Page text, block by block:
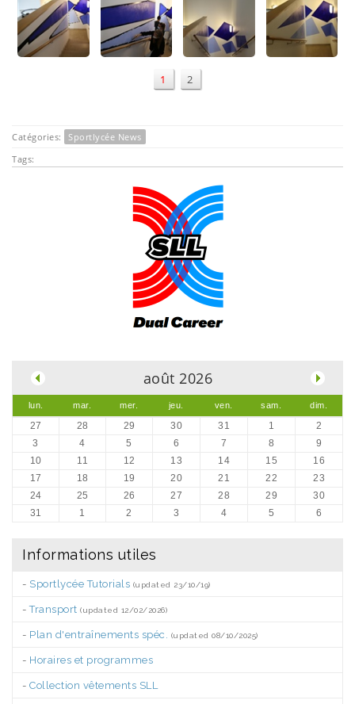
1 2
Catégories:
Sportlycée News
Tags:
août 2026
lun. mar. mer. jeu. ven. sam. dim.
27 28 29 30 31 1
2
3
4 5 6 7 8
9
10
11 12 13 14 15
16
17
18 19 20 21 22
23
24
25 26 27 28 29
30
31
1 2 3 4 5 6
Informations utiles
- Sportlycée Tutorials (updated 23/10/19)
-Transport (updated 12/02/2026)
- Plan d'entraînements spéc. (updated 08/10/2025)
- Horaires et programmes
- Collection vêtements SLL